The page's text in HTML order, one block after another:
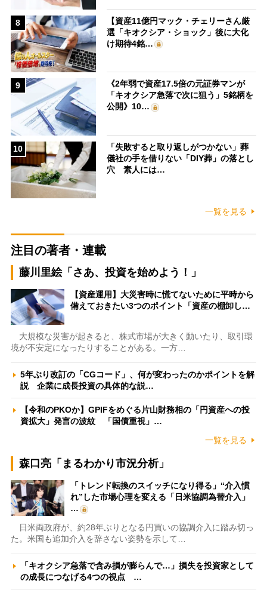
8
【資産11億円マック・チェリーさん厳
選「キオクシア・ショック」後に大化
け期待4銘…
9
《2年弱で資産17.5倍の元証券マンが
「キオクシア急落で次に狙う」5銘柄を
公開》10…
10
「失敗すると取り返しがつかない」葬
儀社の手を借りない「DIY葬」の落とし
穴 素人には…
一覧を見る
注目の著者・連載
藤川里絵「さあ、投資を始めよう！」
【資産運用】大災害時に慌てないために平時から
備えておきたい3つのポイント「資産の棚卸し…
大規模な災害が起きると、株式市場が大きく動いたり、取引環
境が不安定になったりすることがある。一方…
5年ぶり改訂の「CGコード」、何が変わったのかポイントを解
説 企業に成長投資の具体的な説…
【令和のPKOか】GPIFをめぐる片山財務相の「円資産への投
資拡大」発言の波紋 「国債重視」…
一覧を見る
森口亮「まるわかり市況分析」
「トレンド転換のスイッチになり得る」“介入慣
れ”した市場心理を変える「日米協調為替介入」
…
日米両政府が、約28年ぶりとなる円買いの協調介入に踏み切っ
た。米国も追加介入を辞さない姿勢を示して…
「キオクシア急落で含み損が膨らんで…」損失を投資家として
の成長につなげる4つの視点 …